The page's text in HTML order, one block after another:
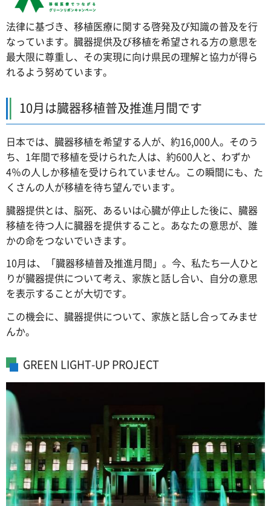
法律に基づき、移植医療に関する啓発及び知識の普及を行
なっています。臓器提供及び移植を希望される方の意思を
最大限に尊重し、その実現に向け県民の理解と協力が得ら
れるよう努めています。
10月は臓器移植普及推進月間です
日本では、臓器移植を希望する人が、約16,000人。そのう
ち、1年間で移植を受けられた人は、約600人と、わずか
4％の人しか移植を受けられていません。この瞬間にも、た
くさんの人が移植を待ち望んでいます。
臓器提供とは、脳死、あるいは心臓が停止した後に、臓器
移植を待つ人に臓器を提供すること。あなたの意思が、誰
かの命をつないでいきます。
10月は、「臓器移植普及推進月間」。今、私たち一人ひと
りが臓器提供について考え、家族と話し合い、自分の意思
を表示することが大切です。
この機会に、臓器提供について、家族と話し合ってみませ
んか。
GREEN LIGHT-UP PROJECT